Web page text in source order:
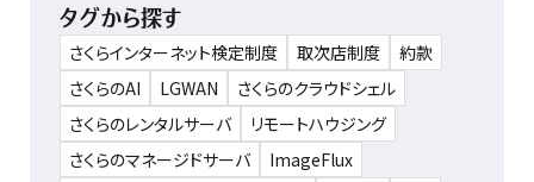
タグから探す
さくらインターネット検定制度 取次店制度
約款
さくらのAI
LGWAN
さくらのクラウドシェル
さくらのレンタルサーバ
リモートハウジング
さくらのマネージドサーバ
ImageFlux